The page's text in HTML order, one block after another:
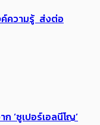
ค์ความรู้ ส่งต่อ
‘ซูเปอร์เอลนีโญ’